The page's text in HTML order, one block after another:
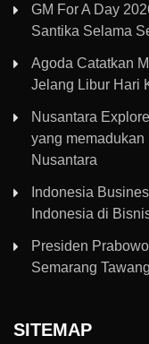
GM For A Day
Santika Selama
Agoda Catatkan
Jelang Libur Hari
Nusantara
yang
Nusantara
Indonesia
Indonesia di
Presiden
Semarang Tawang
SITEMAP